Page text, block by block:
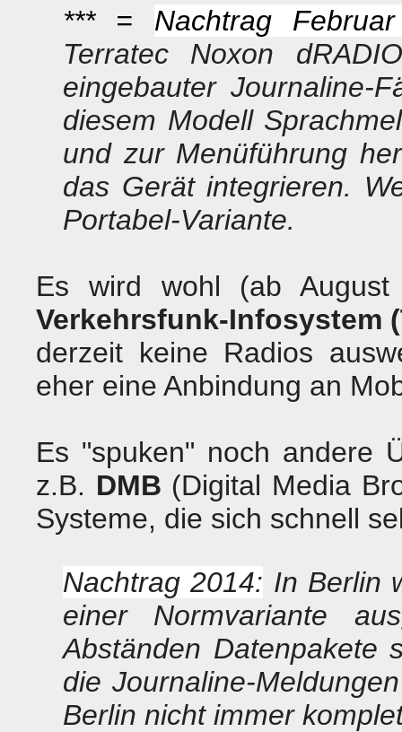
*** = Nachtrag
Terratec Noxon
eingebauter Journaline-
diesem Modell
und zur Menüführung
das Gerät integrieren.
Portabel-Variante.
Es wird wohl (ab
Verkehrsfunk-Infosystem
derzeit keine Radios
eher eine Anbindung an
Es "spuken" noch andere
z.B. DMB (Digital Media
Systeme, die sich schnell
Nachtrag 2014: In Berlin
einer Normvariante
Abständen Datenpakete
die Journaline-
Berlin nicht immer